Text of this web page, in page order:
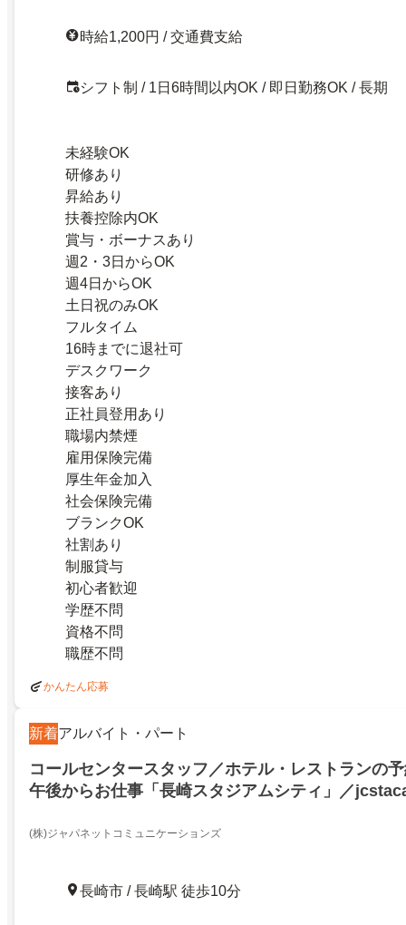
時給1,200円 / 交通費支給
シフト制 / 1日6時間以内OK / 即日勤務OK / 長期
未経験OK
研修あり
昇給あり
扶養控除内OK
賞与・ボーナスあり
週2・3日からOK
週4日からOK
土日祝のみOK
フルタイム
16時までに退社可
デスクワーク
接客あり
正社員登用あり
職場内禁煙
雇用保険完備
厚生年金加入
社会保険完備
ブランクOK
社割あり
制服貸与
初心者歓迎
学歴不問
資格不問
職歴不問
かんたん応募
新着アルバイト・パート
コールセンタースタッフ／ホテル・レストラン️の
午後からお仕事「長崎スタジアムシティ」／
(株)ジャパネットコミュニケーションズ
長崎市 / 長崎駅 徒歩10分